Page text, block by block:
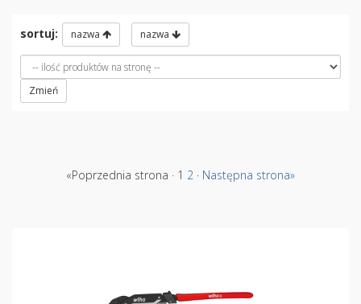
sortuj: nazwa nazwa
Zmień
«Poprzednia strona · 1 2 · Następna strona»